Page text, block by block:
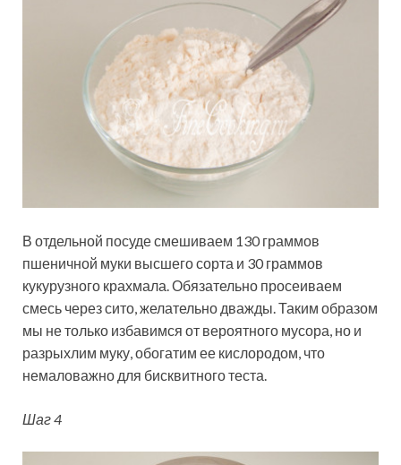
В отдельной посуде смешиваем 130 граммов
пшеничной муки высшего сорта и 30 граммов
кукурузного крахмала. Обязательно просеиваем
смесь через сито, желательно дважды. Таким образом
мы не только избавимся от вероятного мусора, но и
разрыхлим муку, обогатим ее кислородом, что
немаловажно для бисквитного теста.
Шаг 4